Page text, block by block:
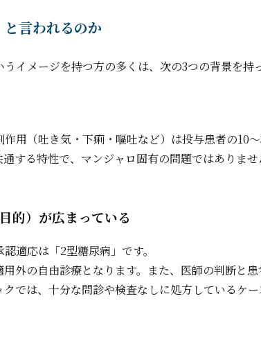
言われるのか
イメージを持つ方の多くは、次の3つの背景を持
用（吐き気・下痢・嘔吐など）は投与患者の10
する特性で、マンジャロ固有の問題ではありませ
的）が広まっている
適応は「2型糖尿病」です。
外の自由診療となります。また、医師の判断と患
では、十分な問診や検査なしに処方しているケ